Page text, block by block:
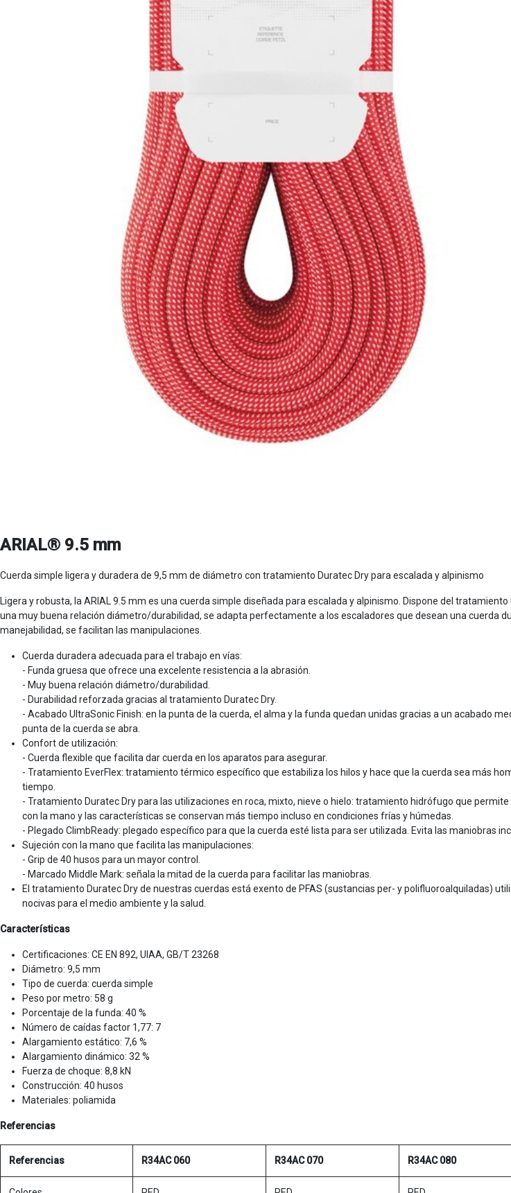
ARIAL® 9.5 mm
Cuerda simple ligera y duradera de 9,5 mm de diámetro con tratamiento Duratec Dry para escalada y alpinismo
Ligera y robusta, la ARIAL 9.5 mm es una cuerda simple diseñada para escalada y alpinismo. Dispone del
una muy buena relación diámetro/durabilidad, se adapta perfectamente a los escaladores que desean una cuerda
manejabilidad, se facilitan las manipulaciones.
Cuerda duradera adecuada para el trabajo en vías:
- Funda gruesa que ofrece una excelente resistencia a la abrasión.
- Muy buena relación diámetro/durabilidad.
- Durabilidad reforzada gracias al tratamiento Duratec Dry.
- Acabado UltraSonic Finish: en la punta de la cuerda, el alma y la funda quedan unidas gracias a un acabado
punta de la cuerda se abra.
Confort de utilización:
- Cuerda flexible que facilita dar cuerda en los aparatos para asegurar.
- Tratamiento EverFlex: tratamiento térmico específico que estabiliza los hilos y hace que la cuerda sea más
tiempo.
- Tratamiento Duratec Dry para las utilizaciones en roca, mixto, nieve o hielo: tratamiento hidrófugo que
con la mano y las características se conservan más tiempo incluso en condiciones frías y húmedas.
- Plegado ClimbReady: plegado específico para que la cuerda esté lista para ser utilizada. Evita las maniobras
Sujeción con la mano que facilita las manipulaciones:
- Grip de 40 husos para un mayor control.
- Marcado Middle Mark: señala la mitad de la cuerda para facilitar las maniobras.
El tratamiento Duratec Dry de nuestras cuerdas está exento de PFAS (sustancias per- y polifluoroalquiladas)
nocivas para el medio ambiente y la salud.
Características
Certificaciones: CE EN 892, UIAA, GB/T 23268
Diámetro: 9,5 mm
Tipo de cuerda: cuerda simple
Peso por metro: 58 g
Porcentaje de la funda: 40 %
Número de caídas factor 1,77: 7
Alargamiento estático: 7,6 %
Alargamiento dinámico: 32 %
Fuerza de choque: 8,8 kN
Construcción: 40 husos
Materiales: poliamida
Referencias
Referencias R34AC 060 R34AC 070 R34AC 080